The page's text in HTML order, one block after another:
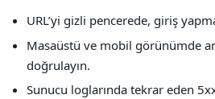
URL’yi gizli pencerede, giriş
Masaüstü ve mobil görünümde
doğrulayın.
Sunucu loglarında tekrar eden